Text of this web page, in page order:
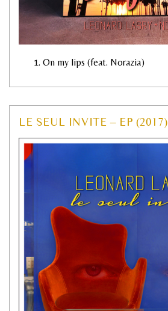
On my lips (feat. Norazia)
LE SEUL INVITE – EP (2017)